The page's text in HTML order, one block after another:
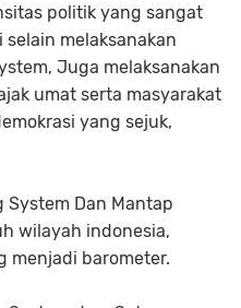
politik yang sangat
melaksanakan
Juga melaksanakan
umat serta masyarakat
yang sejuk,
System Dan Mantap
wilayah indonesia,
menjadi barometer.